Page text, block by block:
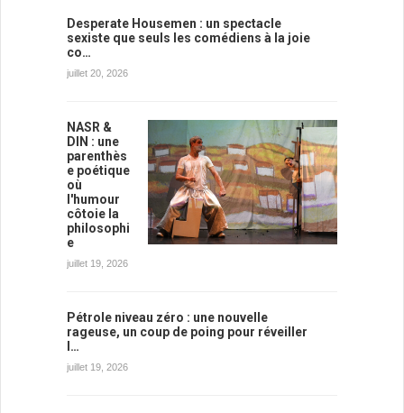
Desperate Housemen : un spectacle
sexiste que seuls les comédiens à la joie
co…
juillet 20, 2026
NASR &
DIN : une
parenthès
e poétique
où
l'humour
côtoie la
philosophi
e
juillet 19, 2026
Pétrole niveau zéro : une nouvelle
rageuse, un coup de poing pour réveiller
l…
juillet 19, 2026